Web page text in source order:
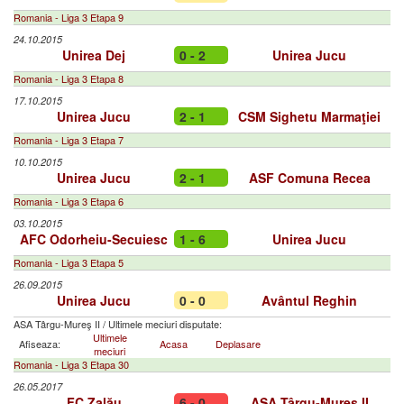
Romania - Liga 3 Etapa 9
24.10.2015
Unirea Dej 0 - 2 Unirea Jucu
Romania - Liga 3 Etapa 8
17.10.2015
Unirea Jucu 2 - 1 CSM Sighetu Marmaţiei
Romania - Liga 3 Etapa 7
10.10.2015
Unirea Jucu 2 - 1 ASF Comuna Recea
Romania - Liga 3 Etapa 6
03.10.2015
AFC Odorheiu-Secuiesc 1 - 6 Unirea Jucu
Romania - Liga 3 Etapa 5
26.09.2015
Unirea Jucu 0 - 0 Avântul Reghin
ASA Târgu-Mureş II / Ultimele meciuri disputate:
Afiseaza:
Ultimele
meciuri
Acasa
Deplasare
Romania - Liga 3 Etapa 30
26.05.2017